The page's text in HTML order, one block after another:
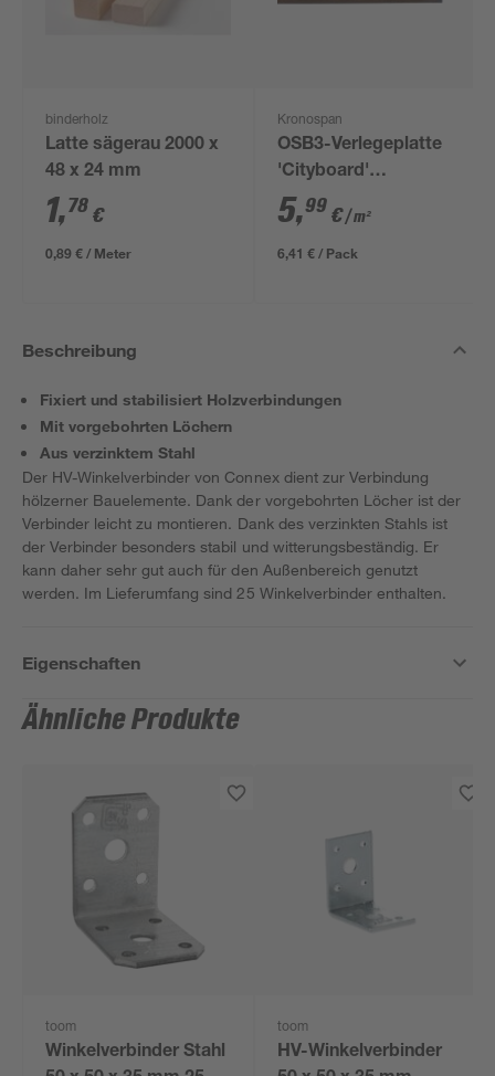
binderholz
Latte sägerau 2000 x
48 x 24 mm
1,78 €
0,89 € / Meter
Kronospan
OSB3-Verlegeplatte
'Cityboard'
ungeschliffen 1690 x
634 x 12 mm
5,99 €/ m²
6,41 € / Pack
Beschreibung
Fixiert und stabilisiert Holzverbindungen
Mit vorgebohrten Löchern
Aus verzinktem Stahl
Der HV-Winkelverbinder von Connex dient zur Verbindung
hölzerner Bauelemente. Dank der vorgebohrten Löcher ist der
Verbinder leicht zu montieren. Dank des verzinkten Stahls ist
der Verbinder besonders stabil und witterungsbeständig. Er
kann daher sehr gut auch für den Außenbereich genutzt
werden. Im Lieferumfang sind 25 Winkelverbinder enthalten.
Eigenschaften
Ähnliche Produkte
toom
Winkelverbinder Stahl
toom
HV-Winkelverbinder